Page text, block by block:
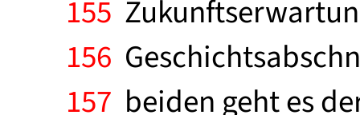
155
156
157 beiden geht es